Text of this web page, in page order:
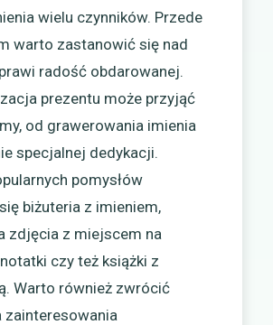
wielu czynników. Przede
warto zastanowić się nad
radość obdarowanej.
prezentu może przyjąć
od grawerowania imienia
specjalnej dedykacji.
pomysłów
biżuteria z imieniem,
zdjęcia z miejscem na
czy też książki z
Warto również zwrócić
zainteresowania